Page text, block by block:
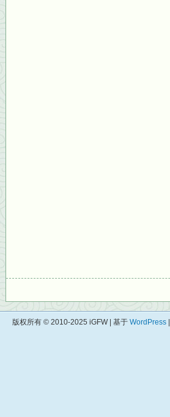
版权所有 © 2010-2025 iGFW | 基于 WordPress